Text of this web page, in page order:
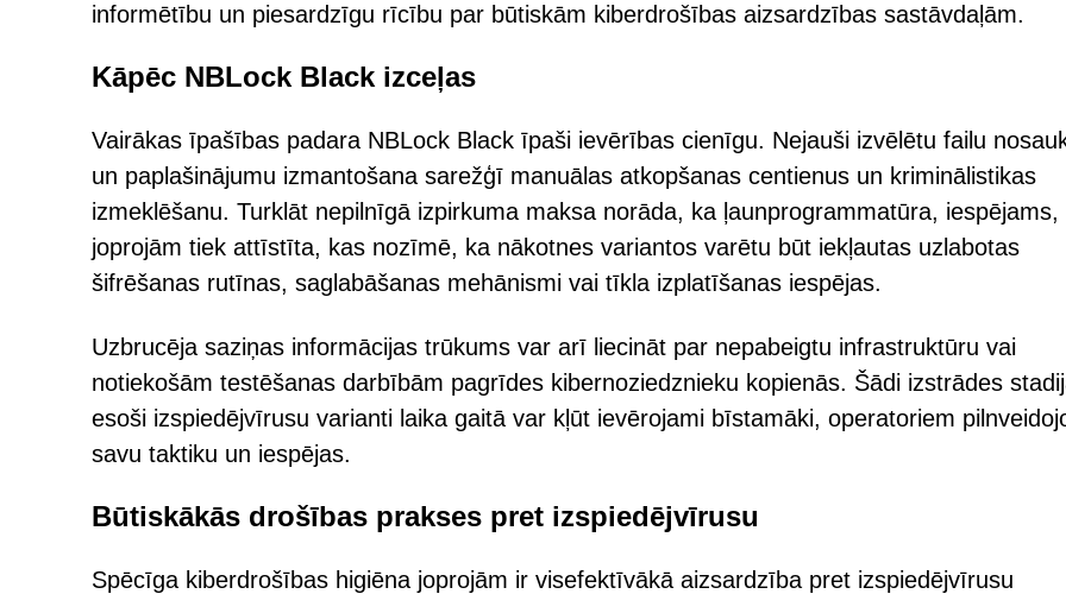
informētību un piesardzīgu rīcību par būtiskām kiberdrošības aizsardzības sastāvdaļām.
Kāpēc NBLock Black izceļas
Vairākas īpašības padara NBLock Black īpaši ievērības cienīgu. Nejauši izvēlētu failu
un paplašinājumu izmantošana sarežģī manuālas atkopšanas centienus un kriminālistikas
izmeklēšanu. Turklāt nepilnīgā izpirkuma maksa norāda, ka ļaunprogrammatūra, iespējams,
joprojām tiek attīstīta, kas nozīmē, ka nākotnes variantos varētu būt iekļautas uzlabotas
šifrēšanas rutīnas, saglabāšanas mehānismi vai tīkla izplatīšanas iespējas.
Uzbrucēja saziņas informācijas trūkums var arī liecināt par nepabeigtu infrastruktūru vai
notiekošām testēšanas darbībām pagrīdes kibernoziedznieku kopienās. Šādi izstrādes
esoši izspiedējvīrusu varianti laika gaitā var kļūt ievērojami bīstamāki, operatoriem
savu taktiku un iespējas.
Būtiskākās drošības prakses pret izspiedējvīrusu
Spēcīga kiberdrošības higiēna joprojām ir visefektīvākā aizsardzība pret izspiedējvīrusu